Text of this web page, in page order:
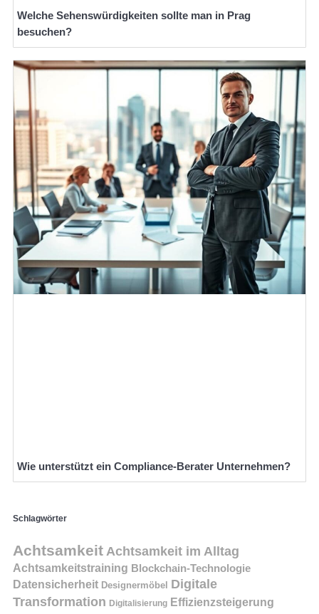
Welche Sehenswürdigkeiten sollte man in Prag
besuchen?
Wie unterstützt ein Compliance-Berater Unternehmen?
Schlagwörter
AchtsamkeitAchtsamkeit im Alltag
Achtsamkeitstraining Blockchain-Technologie
Datensicherheit Designermöbel
Digitale
Transformation Digitalisierung Effizienzsteigerung